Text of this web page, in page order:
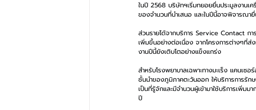
ในปี 2568 บริษัทฯเริ่มทยอยยื่นประมูลงานเ
ของจำนวนที่นำเสนอ และในปีนี้อาจพิจารณา
ส่วนรายได้จากบริการ Service Contact ก
เพิ่มขึ้นอย่างต่อเนื่อง จากโครงการต่างๆที่
งานปีนี้ยังเติบโตอย่างแข็งแกร่ง
สำหรับโรงพยาบาลเฉพาะทางมะเร็ง แคนเ
ชั้นนำของภูมิภาคตะวันออก ให้บริการการรั
เป็นที่รู้จักและมีจำนวนผู้เข้ามาใช้บริการเพิ่
ปี